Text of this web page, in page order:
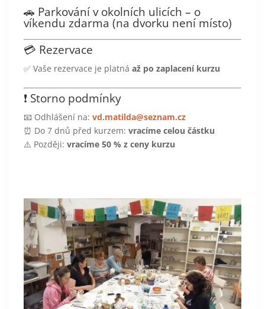
🚗 Parkování v okolních ulicích – o
víkendu zdarma (na dvorku není místo)
💳 Rezervace
✅ Vaše rezervace je platná až po zaplacení kurzu
❗ Storno podmínky
📧 Odhlášení na: vd.matilda@seznam.cz
⏰ Do 7 dnů před kurzem: vracíme celou částku
⚠️ Později: vracíme 50 % z ceny kurzu